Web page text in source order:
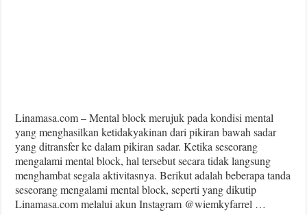
Linamasa.com – Mental block merujuk pada kondisi mental
yang menghasilkan ketidakyakinan dari pikiran bawah sadar
yang ditransfer ke dalam pikiran sadar. Ketika seseorang
mengalami mental block, hal tersebut secara tidak langsung
menghambat segala aktivitasnya. Berikut adalah beberapa tanda
seseorang mengalami mental block, seperti yang dikutip
Linamasa.com melalui akun Instagram @wiemkyfarrel …